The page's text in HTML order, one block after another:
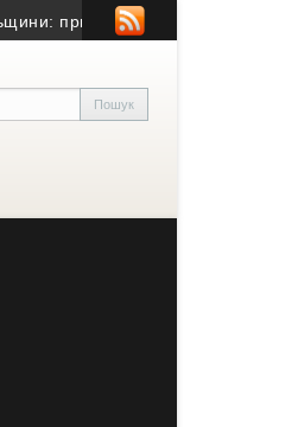
смерті – гостра серцево-